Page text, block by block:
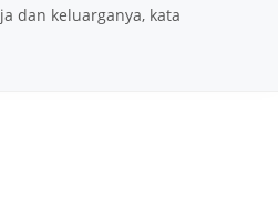
dan keluarganya, kata